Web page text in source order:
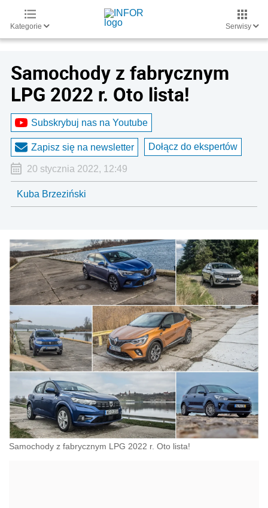
Kategorie Serwisy
Samochody z fabrycznym
LPG 2022 r. Oto lista!
Subskrybuj nas na Youtube
Zapisz się na newsletter Dołącz do ekspertów
20 stycznia 2022, 12:49
Kuba Brzeziński
Samochody z fabrycznym LPG 2022 r. Oto lista!